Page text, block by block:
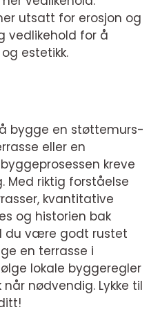
utsatt for erosjon og
vedlikehold for å
estetikk.
bygge en støttemurs-
eller en
kreve
Med riktig forståelse
kvantitative
og historien bak
du være godt rustet
en terrasse i
lokale byggeregler
nødvendig. Lykke til